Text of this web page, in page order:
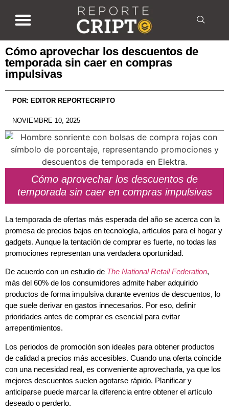
Cómo aprovechar los descuentos de
temporada sin caer en compras
impulsivas
POR: EDITOR REPORTECRIPTO
NOVIEMBRE 10, 2025
Cómo aprovechar los descuentos de
temporada sin caer en compras impulsivas
La temporada de ofertas más esperada del año se acerca con la
promesa de precios bajos en tecnología, artículos para el hogar y
gadgets. Aunque la tentación de comprar es fuerte, no todas las
promociones representan una verdadera oportunidad.
De acuerdo con un estudio de The National Retail Federation,
más del 60% de los consumidores admite haber adquirido
productos de forma impulsiva durante eventos de descuentos, lo
que suele derivar en gastos innecesarios. Por eso, definir
prioridades antes de comprar es esencial para evitar
arrepentimientos.
Los periodos de promoción son ideales para obtener productos
de calidad a precios más accesibles. Cuando una oferta coincide
con una necesidad real, es conveniente aprovecharla, ya que los
mejores descuentos suelen agotarse rápido. Planificar y
anticiparse puede marcar la diferencia entre obtener el artículo
deseado o perderlo.